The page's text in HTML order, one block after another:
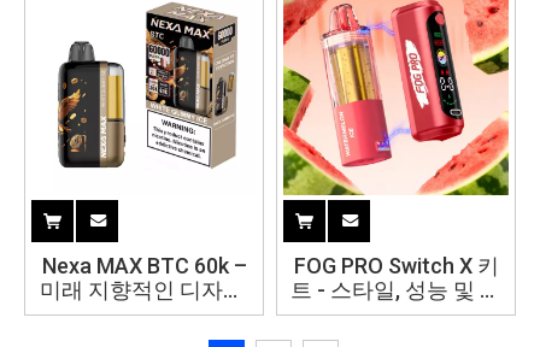
Nexa MAX BTC 60k –
미래 지향적인 디자인,
전설적인 성능, 60,000
FOG PRO Switch X 키
트 - 스타일, 성능 및 편
의성으로 Vaping을 재